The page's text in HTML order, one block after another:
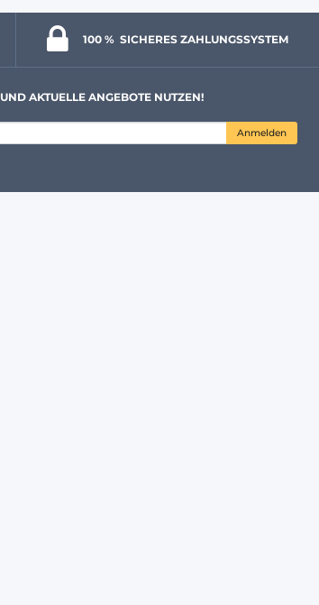
100 % SICHERES ZAHLUNGSSYSTEM
AKTUELLE ANGEBOTE NUTZEN!
Anmelden